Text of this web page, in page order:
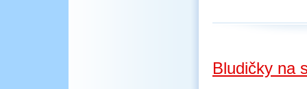
Bludičky na